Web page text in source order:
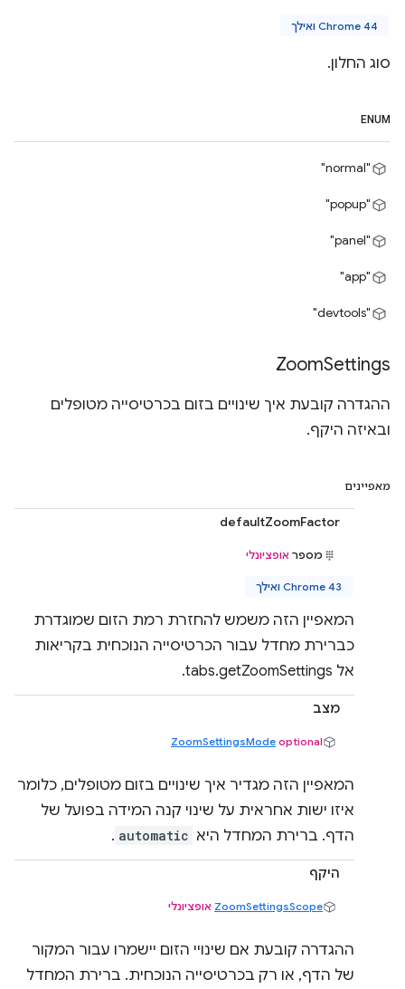
Chrome 44 ואילך
סוג החלון.
ENUM
"normal"
"popup"
"panel"
"app"
"devtools"
ZoomSettings
ההגדרה קובעת איך שינויים בזום בכרטיסייה מטופלים
ובאיזה היקף.
מאפיינים
defaultZoomFactor
מספר אופציונלי
Chrome 43 ואילך
המאפיין הזה משמש להחזרת רמת הזום שמוגדרת
כברירת מחדל עבור הכרטיסייה הנוכחית בקריאות
אל tabs.getZoomSettings.
מצב
ZoomSettingsMode optional
המאפיין הזה מגדיר איך שינויים בזום מטופלים, כלומר
איזו ישות אחראית על שינוי קנה המידה בפועל של
הדף. ברירת המחדל היא automatic
.
היקף
ZoomSettingsScope אופציונלי
ההגדרה קובעת אם שינויי הזום יישמרו עבור המקור
של הדף, או רק בכרטיסייה הנוכחית. ברירת המחדל